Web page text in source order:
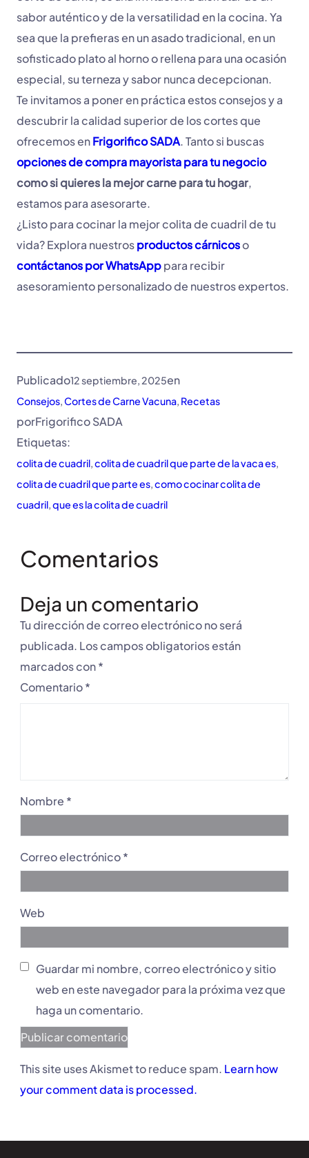
sabor auténtico y de la versatilidad en la cocina. Ya
sea que la prefieras en un asado tradicional, en un
sofisticado plato al horno o rellena para una ocasión
especial, su terneza y sabor nunca decepcionan.
Te invitamos a poner en práctica estos consejos y a
descubrir la calidad superior de los cortes que
ofrecemos enFrigorifico SADA. Tanto si buscas
opciones de compra mayorista para tu negocio
como si quieres la mejor carne para tu hogar,
estamos para asesorarte.
¿Listo para cocinar la mejor colita de cuadril de tu
vida? Explora nuestrosproductos cárnicoso
contáctanos por WhatsApppara recibir
asesoramiento personalizado de nuestros expertos.
Publicado12 septiembre, 2025en
Consejos, Cortes de Carne Vacuna, Recetas
porFrigorifico SADA
Etiquetas:
colita de cuadril, colita de cuadril que parte de la vaca es
colita de cuadril que parte es, como cocinar colita de
cuadril, que es la colita de cuadril
Comentarios
Deja un comentario
Tu dirección de correo electrónico no será
publicada. Los campos obligatorios están
marcados con*
Comentario*
Nombre *
Correo electrónico*
Web
Guardar mi nombre, correo electrónico y sitio
web en este navegador para la próxima vez que
haga un comentario.
This site uses Akismet to reduce spam. Learn how
your comment data is processed.